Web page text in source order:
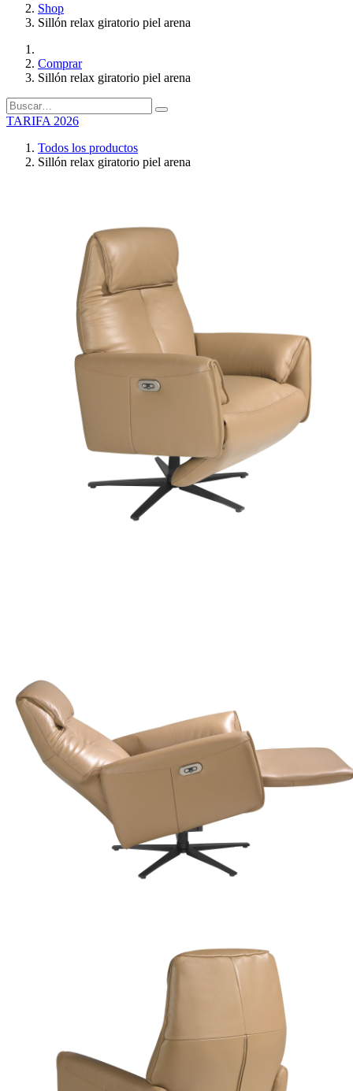
Shop
Sillón relax giratorio piel arena
Comprar
Sillón relax giratorio piel arena
TARIFA 2026
Todos los productos
Sillón relax giratorio piel arena